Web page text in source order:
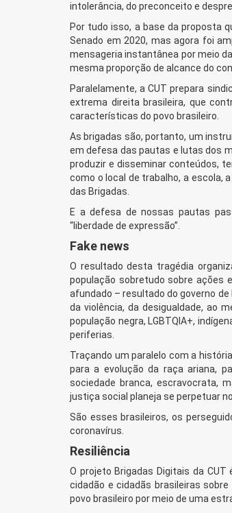
intolerância, do preconceito e
Por tudo isso, a base da proposta
Senado em 2020, mas agora foi
mensageria instantânea por meio
mesma proporção de alcance do
Paralelamente, a CUT prepara
extrema direita brasileira, que
características do povo brasileiro.
As brigadas são, portanto, um
em defesa das pautas e lutas dos
produzir e disseminar conteúdos,
como o local de trabalho, a escola,
das Brigadas.
E a defesa de nossas pautas
“liberdade de expressão”.
Fake news
O resultado desta tragédia
população sobretudo sobre ações
afundado – resultado do governo
da violência, da desigualdade, ao
população negra, LGBTQIA+,
periferias.
Traçando um paralelo com a
para a evolução da raça ariana,
sociedade branca, escravocrata,
justiça social planeja se perpetuar
São esses brasileiros, os
coronavírus.
Resiliência
O projeto Brigadas Digitais da
cidadão e cidadãs brasileiras
povo brasileiro por meio de uma